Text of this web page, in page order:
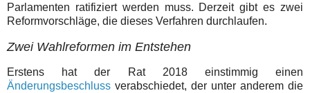
Parlamenten ratifiziert werden muss. Derzeit gibt es zwei
Reformvorschläge, die dieses Verfahren durchlaufen.
Zwei Wahlreformen im Entstehen
Erstens hat der Rat 2018 einstimmig einen
Änderungsbeschluss verabschiedet, der unter anderem die